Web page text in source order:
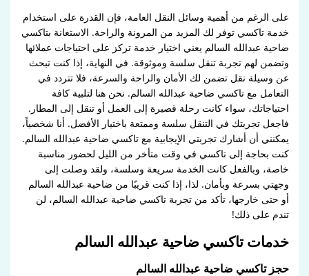
على الرغم من أهمية وسائل النقل العامة، فإن القدرة على استخدام
خدمة تاكسي توفر لك المزيد من المرونة والراحة. الاستعانة بتاكسي
ضاحية عبدالله السالم يعني اختيار خدمة تركز على احتياجات عملائها
وتضمن لهم تجربة تنقل سلسة وموثوقة. في النهاية، إذا كنت تبحث
عن وسيلة نقل تضمن لك الأمان والراحة والسرعة، فلا تتردد في
التعامل مع تاكسي ضاحية عبدالله السالم. نحن هنا لتلبية كافة
احتياجاتك، سواء كانت رحلة قصيرة إلى العمل أو تنقل إلى المطار.
فاجعل تجربتك في التنقل سلسة وممتعة باختيار الأفضل. أنا شخصياً،
يمكنني أن أشارك تجربتي الإيجابية مع تاكسي ضاحية عبدالله السالم.
كنت بحاجة إلى تاكسي في وقت متأخر من الليل لحضور مناسبة
خاصة، وبالفعل كانت الخدمة سريعة وسلسة، ولقد وصلت إلى
وجهتي بسرعة وبأمان. لذا، إذا كنت قريبًا من ضاحية عبدالله السالم
أو حتى خارجها، تأكد من تجربة تاكسي ضاحية عبدالله السالم، لن
تندم على ذلك!
خدمات تاكسي ضاحية عبدالله السالم
حجز تاكسي ضاحية عبدالله السالم